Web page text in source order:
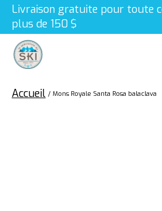
Livraison gratuite pour toute
plus de 150 $
Accueil / Mons Royale Santa Rosa balaclava